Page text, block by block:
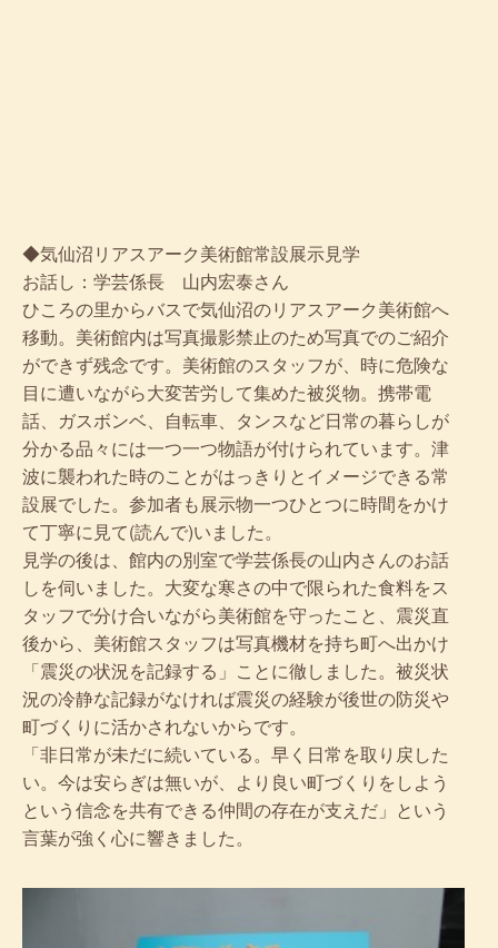
◆気仙沼リアスアーク美術館常設展示見学
お話し：学芸係長 山内宏泰さん
ひころの里からバスで気仙沼のリアスアーク美術館へ
移動。美術館内は写真撮影禁止のため写真でのご紹介
ができず残念です。美術館のスタッフが、時に危険な
目に遭いながら大変苦労して集めた被災物。携帯電
話、ガスボンベ、自転車、タンスなど日常の暮らしが
分かる品々には一つ一つ物語が付けられています。津
波に襲われた時のことがはっきりとイメージできる常
設展でした。参加者も展示物一つひとつに時間をかけ
て丁寧に見て(読んで)いました。
見学の後は、館内の別室で学芸係長の山内さんのお話
しを伺いました。大変な寒さの中で限られた食料をス
タッフで分け合いながら美術館を守ったこと、震災直
後から、美術館スタッフは写真機材を持ち町へ出かけ
「震災の状況を記録する」ことに徹しました。被災状
況の冷静な記録がなければ震災の経験が後世の防災や
町づくりに活かされないからです。
「非日常が未だに続いている。早く日常を取り戻した
い。今は安らぎは無いが、より良い町づくりをしよう
という信念を共有できる仲間の存在が支えだ」という
言葉が強く心に響きました。